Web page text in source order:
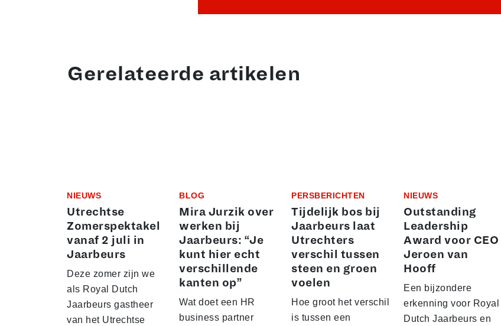
Gerelateerde artikelen
NIEUWS
Utrechtse
Zomerspektakel
vanaf 2 juli in
Jaarbeurs
Deze zomer zijn we
als Royal Dutch
Jaarbeurs gastheer
van het Utrechtse
BLOG
Mira Jurzik over
werken bij
Jaarbeurs: “Je
kunt hier echt
verschillende
kanten op”
Wat doet een HR
business partner
PERSBERICHTEN
Tijdelijk bos bij
Jaarbeurs laat
Utrechters
verschil tussen
steen en groen
voelen
Hoe groot het verschil
is tussen een
NIEUWS
Outstanding
Leadership
Award voor CEO
Jeroen van
Hooff
Een bijzondere
erkenning voor Royal
Dutch Jaarbeurs en